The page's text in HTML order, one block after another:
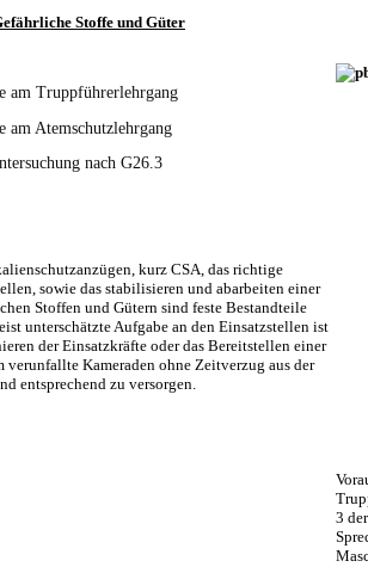
Stoffe und Güter
am Truppführerlehrgang
am Atemschutzlehrgang
nach G26.3
kurz CSA, das richtige
sowie das stabilisieren und abarbeiten einer
Stoffen und Gütern sind feste Bestandteile
unterschätzte Aufgabe an den Einsatzstellen ist
der Einsatzkräfte oder das Bereitstellen einer
Kameraden ohne Zeitverzug aus der
entsprechend zu versorgen.
3